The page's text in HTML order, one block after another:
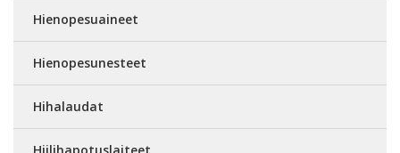
Hienopesuaineet
Hienopesunesteet
Hihalaudat